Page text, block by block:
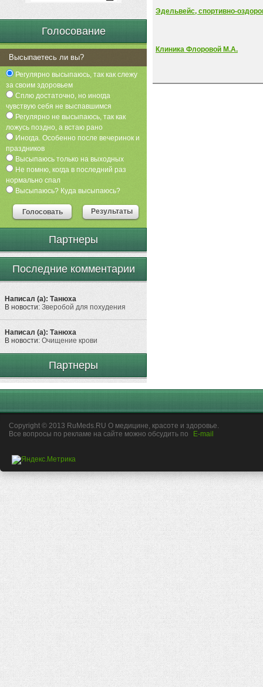
Голосование
Высыпаетесь ли вы?
Регулярно высыпаюсь, так как слежу
за своим здоровьем
Сплю достаточно, но иногда
чувствую себя не выспавшимся
Регулярно не высыпаюсь, так как
ложусь поздно, а встаю рано
Иногда. Особенно после вечеринок и
праздников
Высыпаюсь только на выходных
Не помню, когда в последний раз
нормально спал
Высыпаюсь? Куда высыпаюсь?
Голосовать Результаты
Партнеры
Последние комментарии
Написал (а): Танюха
В новости: Зверобой для похудения
Написал (а): Танюха
В новости: Очищение крови
Партнеры
Эдельвейс, спортивно-
Клиника Флоровой М.А.
Copyright © 2013 RuMeds.RU О медицине, красоте и здоровье.
Все вопросы по рекламе на сайте можно обсудить по
E-mail